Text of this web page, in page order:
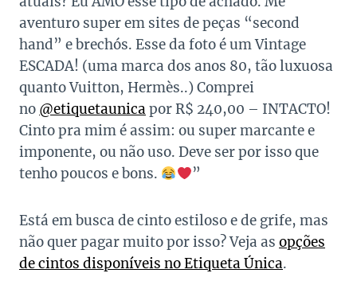
aventuro super em sites de peças “second
hand” e brechós. Esse da foto é um Vintage
ESCADA! (uma marca dos anos 80, tão luxuosa
quanto Vuitton, Hermès..) Comprei
no @etiquetaunica por R$ 240,00 – INTACTO!
Cinto pra mim é assim: ou super marcante e
imponente, ou não uso. Deve ser por isso que
tenho poucos e bons.
”
Está em busca de cinto estiloso e de grife, mas
não quer pagar muito por isso? Veja as opções
de cintos disponíveis no Etiqueta Única.